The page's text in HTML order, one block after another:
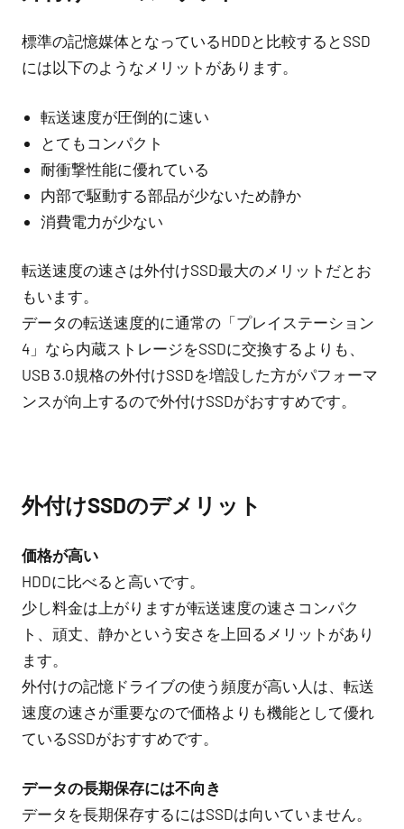
標準の記憶媒体となっているHDDと比較するとSSD
には以下のようなメリットがあります。
転送速度が圧倒的に速い
とてもコンパクト
耐衝撃性能に優れている
内部で駆動する部品が少ないため静か
消費電力が少ない
転送速度の速さは外付けSSD最大のメリットだとお
もいます。
データの転送速度的に通常の「プレイステーション
4」なら内蔵ストレージをSSDに交換するよりも、
USB 3.0規格の外付けSSDを増設した方がパフォーマ
ンスが向上するので外付けSSDがおすすめです。
外付けSSDのデメリット
価格が高い
HDDに比べると高いです。
少し料金は上がりますが転送速度の速さコンパク
ト、頑丈、静かという安さを上回るメリットがあり
ます。
外付けの記憶ドライブの使う頻度が高い人は、転送
速度の速さが重要なので価格よりも機能として優れ
ているSSDがおすすめです。
データの長期保存には不向き
データを長期保存するにはSSDは向いていません。